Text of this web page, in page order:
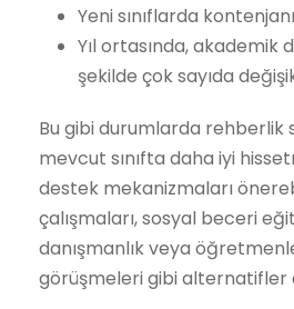
Yeni sınıflarda
Yıl ortasında, akademik
şekilde çok sayıda
Bu gibi durumlarda rehberlik
mevcut sınıfta daha iyi
destek mekanizmaları
çalışmaları, sosyal beceri
danışmanlık veya
görüşmeleri gibi alternatifler